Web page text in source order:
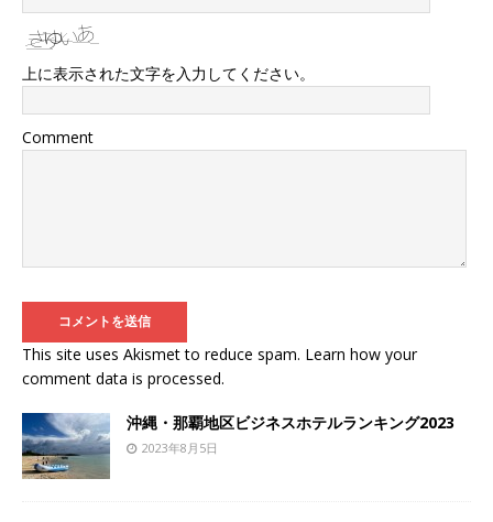
上に表示された文字を入力してください。
Comment
This site uses Akismet to reduce spam. Learn how your
comment data is processed.
沖縄・那覇地区ビジネスホテルランキング2023
2023年8月5日